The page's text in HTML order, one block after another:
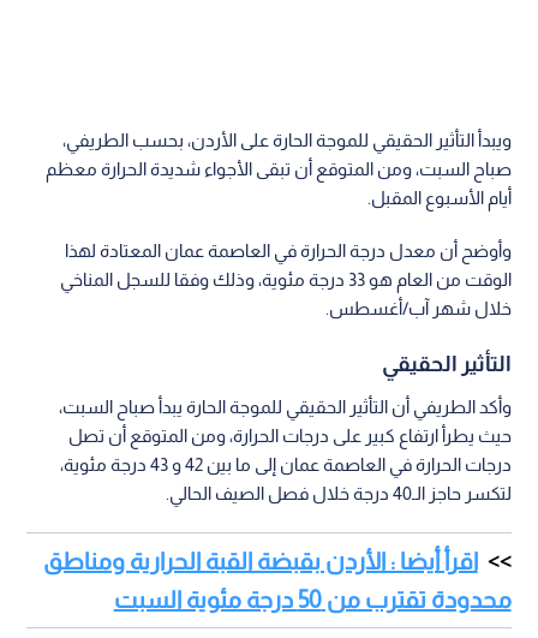
ويبدأ التأثير الحقيقي للموجة الحارة على الأردن، بحسب الطريفي،
صباح السبت، ومن المتوقع أن تبقى الأجواء شديدة الحرارة معظم
أيام الأسبوع المقبل.
وأوضح أن معدل درجة الحرارة في العاصمة عمان المعتادة لهذا
الوقت من العام هو 33 درجة مئوية، وذلك وفقا للسجل المناخي
خلال شهر آب/أغسطس.
التأثير الحقيقي
وأكد الطريفي أن التأثير الحقيقي للموجة الحارة يبدأ صباح السبت،
حيث يطرأ ارتفاع كبير على درجات الحرارة، ومن المتوقع أن تصل
درجات الحرارة في العاصمة عمان إلى ما بين 42 و 43 درجة مئوية،
لتكسر حاجز الـ40 درجة خلال فصل الصيف الحالي.
اقرأ أيضا : الأردن بقبضة القبة الحرارية ومناطق
محدودة تقترب من 50 درجة مئوية السبت